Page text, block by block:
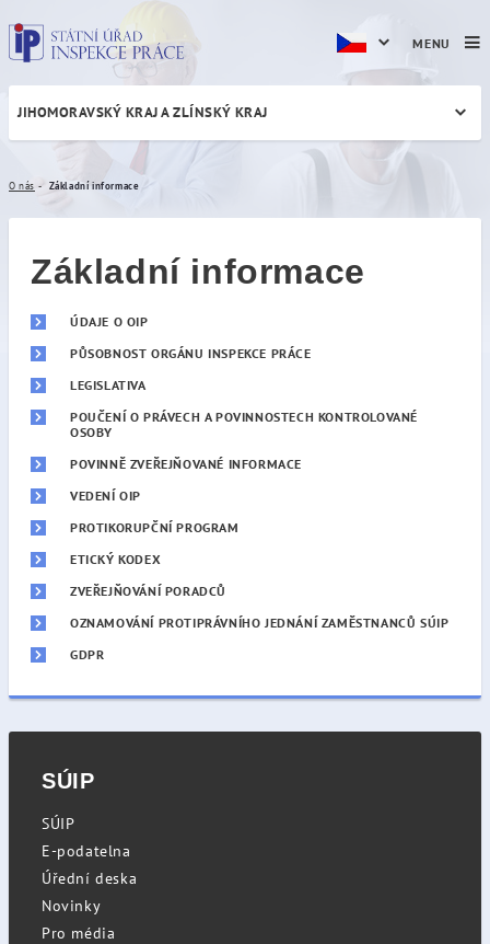
Základní informace
JIHOMORAVSKÝ KRAJ A ZLÍNSKÝ KRAJ
O nás Základní informace
Základní informace
ÚDAJE O OIP
PŮSOBNOST ORGÁNU INSPEKCE PRÁCE
LEGISLATIVA
POUČENÍ O PRÁVECH A POVINNOSTECH KONTROLOVANÉ
OSOBY
POVINNĚ ZVEŘEJŇOVANÉ INFORMACE
VEDENÍ OIP
PROTIKORUPČNÍ PROGRAM
ETICKÝ KODEX
ZVEŘEJŇOVÁNÍ PORADCŮ
OZNAMOVÁNÍ PROTIPRÁVNÍHO JEDNÁNÍ ZAMĚSTNANCŮ SÚIP
GDPR
MENU
SÚIP
SÚIP
E-podatelna
Úřední deska
Novinky
Pro média